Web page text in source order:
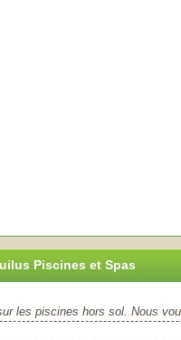
Piscines et Spas
les piscines hors sol. Nous